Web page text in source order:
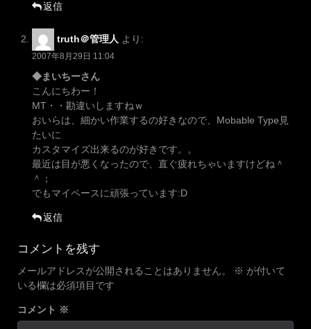
返信
truth＠管理人 より:
2007年8月29日 11:04
◆まいちーさん
こんにちわー！
MT・・勘違いしますねｗ
おいらは、細かい作業するの好きなので、Mobable Type見
たいに
カスタマイズ出来るのが好きです。。
最近は目が悪くなったので、直ぐ疲れちゃいますけどね＾
＾；
でもマイペースに頑張っています:D
返信
コメントを残す
メールアドレスが公開されることはありません。 ※ が付いて
いる欄は必須項目です
コメント ※